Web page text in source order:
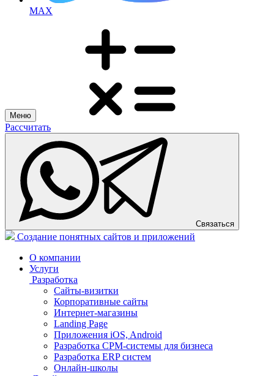
MAX
Меню
Рассчитать
Связаться
Создание понятных сайтов и приложений
О компании
Услуги
Разработка
Сайты-визитки
Корпоративные сайты
Интернет-магазины
Landing Page
Приложения iOS, Android
Разработка СРМ-системы для бизнеса
Разработка ERP систем
Онлайн-школы